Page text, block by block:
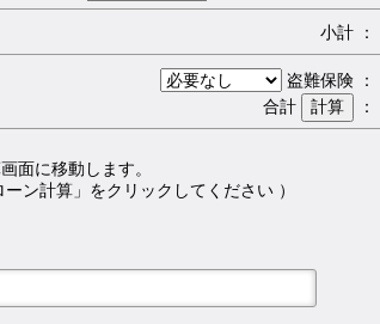
小計 ：
盗難保険 ：
合計 ：
面に移動します。
ン計算」をクリックしてください ）